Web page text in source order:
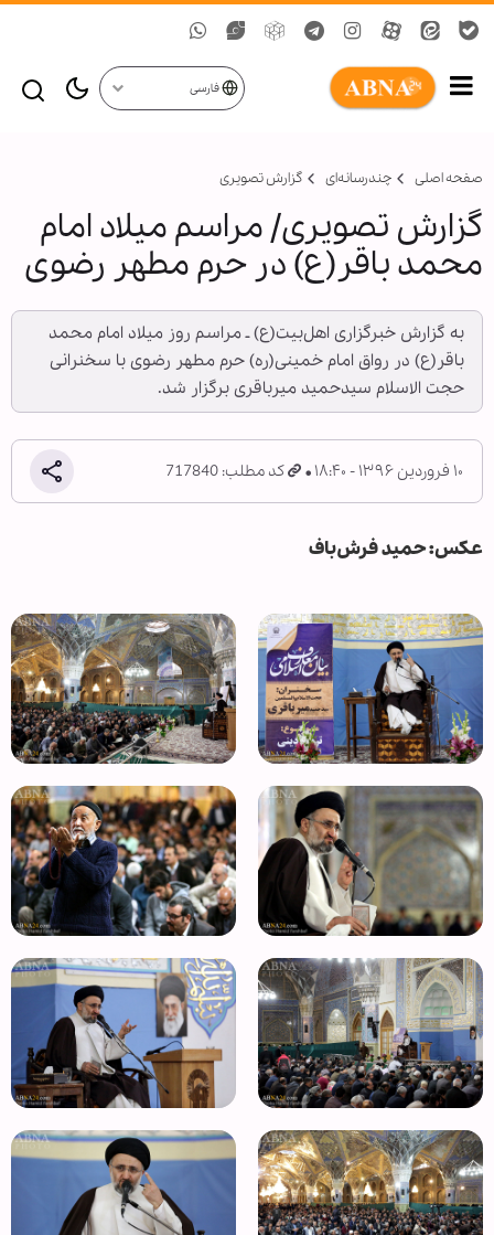
فارسی
صفحه اصلی چندرسانه‌ای گزارش تصويری
گزارش تصویری/ مراسم میلاد امام
محمد باقر(ع) در حرم مطهر رضوی
به گزارش خبرگزاری اهل‌بیت(ع) ـ مراسم روز میلاد امام محمد
باقر(ع) در رواق امام خمینی(ره) حرم مطهر رضوی با سخنرانی
حجت الاسلام سیدحمید میرباقری برگزار شد.
۱۰ فروردین ۱۳۹۶ - ۱۸:۴۰ کد مطلب: 717840
عکس: حمید فرش‌باف